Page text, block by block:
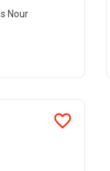
Nour
favorite_border